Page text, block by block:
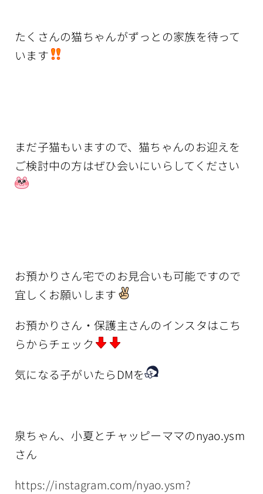
たくさんの猫ちゃんがずっとの家族を待って
います
まだ子猫もいますので、猫ちゃんのお迎えを
ご検討中の方はぜひ会いにいらしてください
お預かりさん宅でのお見合いも可能ですので
宜しくお願いします
お預かりさん・保護主さんのインスタはこち
らからチェック
気になる子がいたらDMを
泉ちゃん、小夏とチャッピーママのnyao.ysm
さん
https://instagram.com/nyao.ysm?